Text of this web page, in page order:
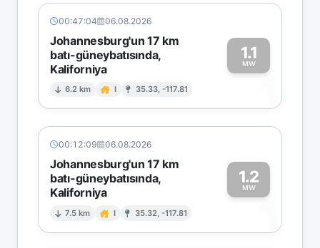
00:47:04 06.08.2026
Johannesburg'un 17 km
batı-güneybatısında,
Kaliforniya
6.2 km I 35.33, -117.81
1.1
MW
1
00:12:09 06.08.2026
Johannesburg'un 17 km
batı-güneybatısında,
Kaliforniya
7.5 km I 35.32, -117.81
1.2
MW
1